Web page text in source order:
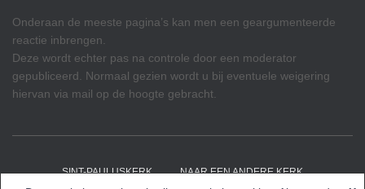
Onderaan de meeste pagina’s kan men een geargumenteerde
reactie inbrengen.
Deze wordt echter pas na controle door een moderator
gepubliceerd. Normaal gezien wordt u bij eventuele weigering
hiervan via mail op de hoogte gebracht.
SINT-PAULUSKERK NAAR EEN ANDERE KERK